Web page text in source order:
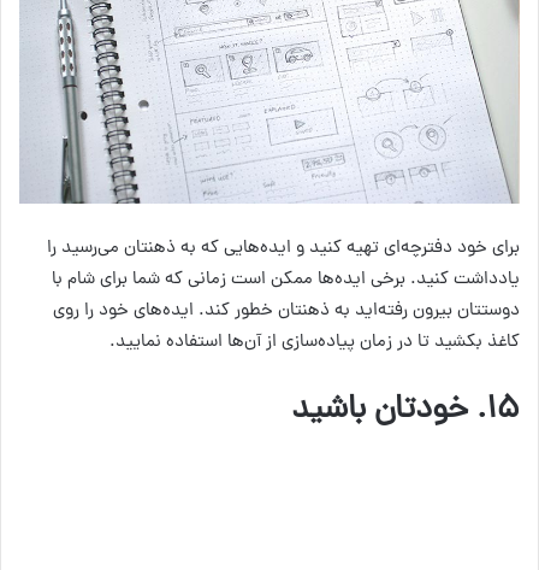
برای خود دفترچه‌ای‌ تهیه کنید و ایده‌هایی که به ذهنتان می‌رسید را
یادداشت کنید. برخی ایده‌ها ممکن است زمانی که شما برای شام با
دوستتان بیرون رفته‌اید به ذهنتان خطور کند. ایده‌های خود را روی
کاغذ بکشید تا در زمان پیاده‌سازی از آن‌ها استفاده نمایید.
۱۵. خودتان باشید